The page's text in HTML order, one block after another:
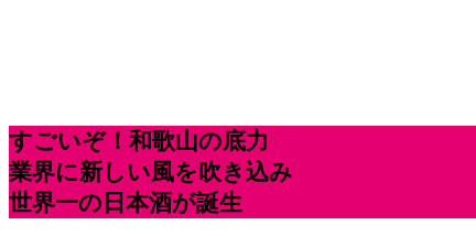
すごいぞ！和歌山の底力
業界に新しい風を吹き込み
世界一の日本酒が誕生